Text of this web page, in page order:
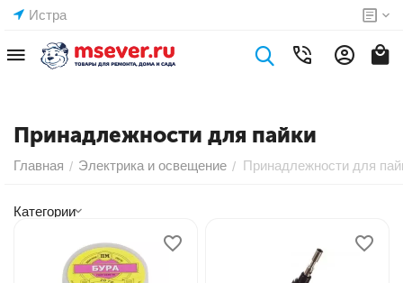
Истра
Принадлежности для пайки
Главная / Электрика и освещение / Принадлежности для
Категории